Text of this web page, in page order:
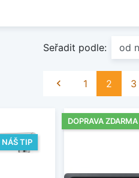
Seřadit podle:
Předchozí
 1 2 3
NÁŠ TIP
DOPRAVA ZDARMA